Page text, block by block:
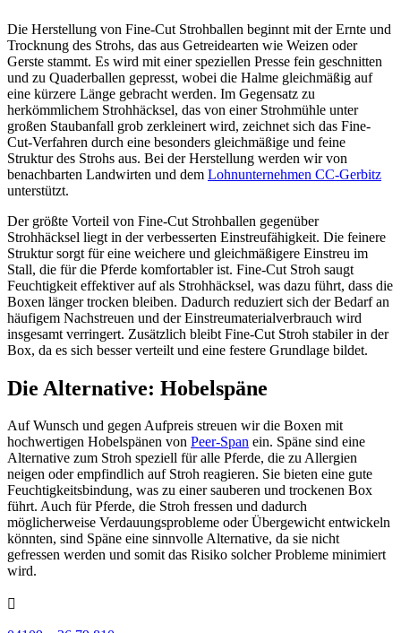
Die Herstellung von Fine-Cut Strohballen beginnt mit der Ernte und
Trocknung des Strohs, das aus Getreidearten wie Weizen oder
Gerste stammt. Es wird mit einer speziellen Presse fein geschnitten
und zu Quaderballen gepresst, wobei die Halme gleichmäßig auf
eine kürzere Länge gebracht werden. Im Gegensatz zu
herkömmlichem Strohhäcksel, das von einer Strohmühle unter
großen Staubanfall grob zerkleinert wird, zeichnet sich das Fine-
Cut-Verfahren durch eine besonders gleichmäßige und feine
Struktur des Strohs aus. Bei der Herstellung werden wir von
benachbarten Landwirten und dem Lohnunternehmen CC-Gerbitz
unterstützt.
Der größte Vorteil von Fine-Cut Strohballen gegenüber
Strohhäcksel liegt in der verbesserten Einstreufähigkeit. Die feinere
Struktur sorgt für eine weichere und gleichmäßigere Einstreu im
Stall, die für die Pferde komfortabler ist. Fine-Cut Stroh saugt
Feuchtigkeit effektiver auf als Strohhäcksel, was dazu führt, dass die
Boxen länger trocken bleiben. Dadurch reduziert sich der Bedarf an
häufigem Nachstreuen und der Einstreumaterialverbrauch wird
insgesamt verringert. Zusätzlich bleibt Fine-Cut Stroh stabiler in der
Box, da es sich besser verteilt und eine festere Grundlage bildet.
Die Alternative: Hobelspäne
Auf Wunsch und gegen Aufpreis streuen wir die Boxen mit
hochwertigen Hobelspänen von Peer-Span ein. Späne sind eine
Alternative zum Stroh speziell für alle Pferde, die zu Allergien
neigen oder empfindlich auf Stroh reagieren. Sie bieten eine gute
Feuchtigkeitsbindung, was zu einer sauberen und trockenen Box
führt. Auch für Pferde, die Stroh fressen und dadurch
möglicherweise Verdauungsprobleme oder Übergewicht entwickeln
könnten, sind Späne eine sinnvolle Alternative, da sie nicht
gefressen werden und somit das Risiko solcher Probleme minimiert
wird.
